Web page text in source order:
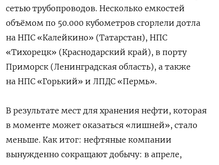
сетью трубопроводов. Несколько емкостей
объёмом по 50.000 кубометров сгорлели дотла
на НПС «Калейкино» (Татарстан), НПС
«Тихорецк» (Краснодарский край), в порту
Приморск (Ленинградская область), а также
на НПС «Горький» и ЛПДС «Пермь».
В результате мест для хранения нефти, которая
в моменте может оказаться «лишней», стало
меньше. Как итог: нефтяные компании
вынужденно сокращают добычу: в апреле,